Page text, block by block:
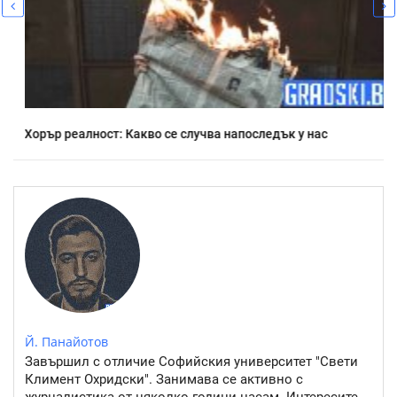
Хорър реалност: Какво се случва напоследък у нас
Й. Панайотов
Завършил с отличие Софийския университет "Свети
Климент Охридски". Занимава се активно с